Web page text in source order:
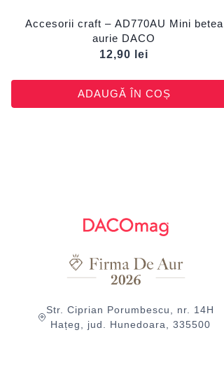
Accesorii craft – AD770AU Mini betea
aurie DACO
12,90
lei
ADAUGĂ ÎN COȘ
Str. Ciprian Porumbescu, nr. 14H
Hațeg, jud. Hunedoara, 335500